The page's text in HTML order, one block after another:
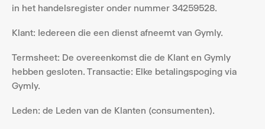
in het handelsregister onder nummer 34259528.
Klant: Iedereen die een dienst afneemt van Gymly.
Termsheet: De overeenkomst die de Klant en Gymly
hebben gesloten. Transactie: Elke betalingspoging via
Gymly.
Leden: de Leden van de Klanten (consumenten).